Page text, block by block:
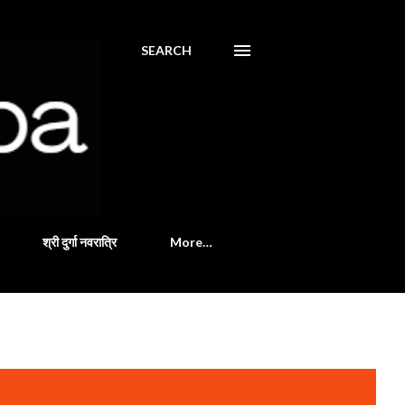
SEARCH
श्री दुर्गा नवरात्रि More…